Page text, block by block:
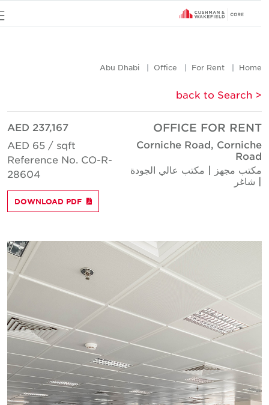
Home
For Rent
Office
Abu Dhabi
< back to Search
OFFICE FOR RENT
Corniche Road, Corniche
Road
مكتب مجهز | مكتب عالي الجودة
| شاغر
AED 237,167
AED 65 / sqft
Reference No. CO-R-
28604
DOWNLOAD PDF